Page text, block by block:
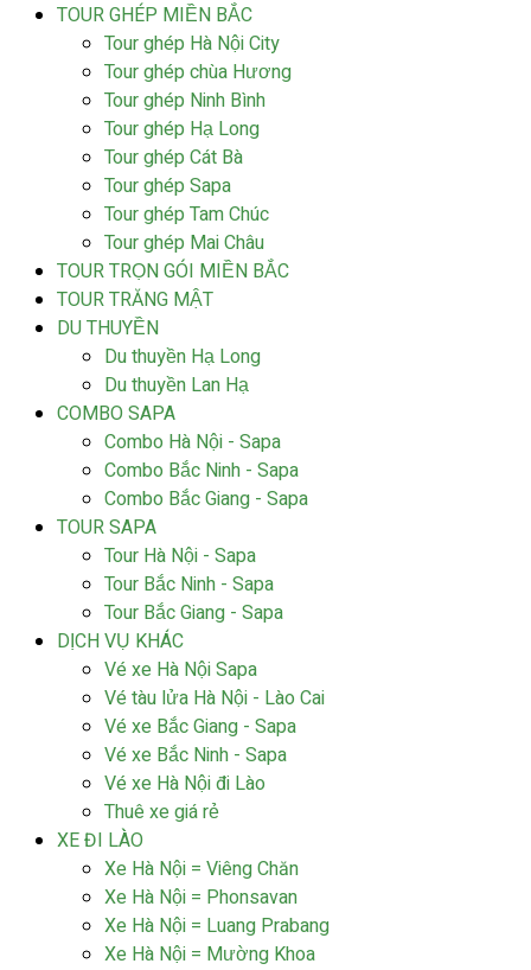
TOUR GHÉP MIỀN BẮC
Tour ghép Hà Nội City
Tour ghép chùa Hương
Tour ghép Ninh Bình
Tour ghép Hạ Long
Tour ghép Cát Bà
Tour ghép Sapa
Tour ghép Tam Chúc
Tour ghép Mai Châu
TOUR TRỌN GÓI MIỀN BẮC
TOUR TRĂNG MẬT
DU THUYỀN
Du thuyền Hạ Long
Du thuyền Lan Hạ
COMBO SAPA
Combo Hà Nội - Sapa
Combo Bắc Ninh - Sapa
Combo Bắc Giang - Sapa
TOUR SAPA
Tour Hà Nội - Sapa
Tour Bắc Ninh - Sapa
Tour Bắc Giang - Sapa
DỊCH VỤ KHÁC
Vé xe Hà Nội Sapa
Vé tàu lửa Hà Nội - Lào Cai
Vé xe Bắc Giang - Sapa
Vé xe Bắc Ninh - Sapa
Vé xe Hà Nội đi Lào
Thuê xe giá rẻ
XE ĐI LÀO
Xe Hà Nội = Viêng Chăn
Xe Hà Nội = Phonsavan
Xe Hà Nội = Luang Prabang
Xe Hà Nội = Mường Khoa